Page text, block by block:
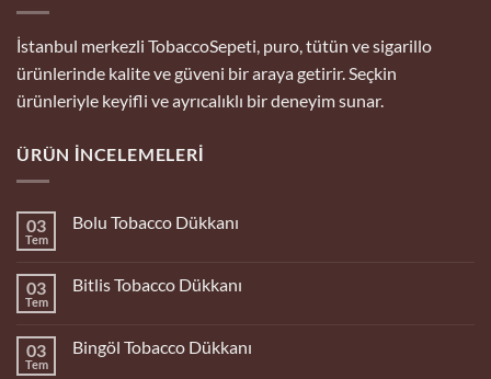
İstanbul merkezli TobaccoSepeti, puro, tütün ve sigarillo
ürünlerinde kalite ve güveni bir araya getirir. Seçkin
ürünleriyle keyifli ve ayrıcalıklı bir deneyim sunar.
ÜRÜN İNCELEMELERI
03
Tem
Bolu Tobacco Dükkanı
Tobacco
03
Tem
Bitlis Tobacco Dükkanı
Tobacco
03
Tem
Bingöl Tobacco Dükkanı